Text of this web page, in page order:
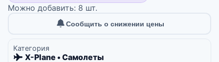
Можно добавить: 8 шт.
Сообщить о снижении цены
Категория
X-Plane • Самолеты